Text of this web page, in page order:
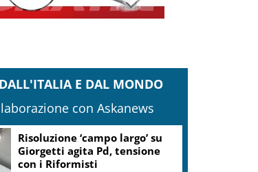
E DAL MONDO
con Askanews
Risoluzione ‘campo largo’ su
Giorgetti agita Pd, tensione
con i Riformisti